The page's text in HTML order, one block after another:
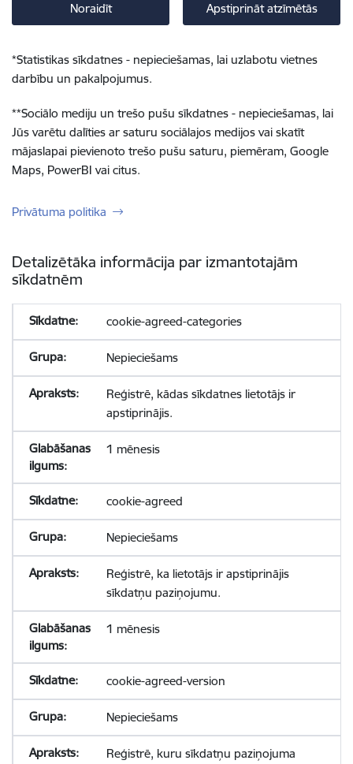
Noraidīt Apstiprināt atzīmētās
*Statistikas sīkdatnes - nepieciešamas, lai uzlabotu vietnes
darbību un pakalpojumus.
**Sociālo mediju un trešo pušu sīkdatnes - nepieciešamas, lai
Jūs varētu dalīties ar saturu sociālajos medijos vai skatīt
mājaslapai pievienoto trešo pušu saturu, piemēram, Google
Maps, PowerBI vai citus.
Privātuma politika
Detalizētāka informācija par izmantotajām
sīkdatnēm
cookie-agreed-categories
Nepieciešams
Reģistrē, kādas sīkdatnes lietotājs ir
apstiprinājis.
1 mēnesis
cookie-agreed
Nepieciešams
Reģistrē, ka lietotājs ir apstiprinājis
sīkdatņu paziņojumu.
1 mēnesis
cookie-agreed-version
Nepieciešams
Reģistrē, kuru sīkdatņu paziņojuma